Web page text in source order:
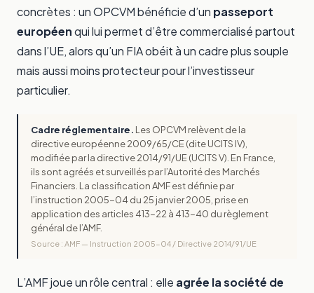
concrètes : un OPCVM bénéficie d’un passeport
européenqui lui permet d’être commercialisé partout
dans l’UE, alors qu’un FIA obéit à un cadre plus souple
mais aussi moins protecteur pour l’investisseur
particulier.
Cadre réglementaire. Les OPCVM relèvent de la
directive européenne 2009/65/CE (dite UCITS IV),
modifiée par la directive 2014/91/UE (UCITS V). En France,
ils sont agréés et surveillés par l’Autorité des Marchés
Financiers. La classification AMF est définie par
l’instruction 2005-04 du 25 janvier 2005, prise en
application des articles 413-22 à 413-40 du règlement
général de l’AMF.
Source : AMF — Instruction 2005-04 / Directive 2014/91/UE
L’AMF joue un rôle central : elle agrée la société de